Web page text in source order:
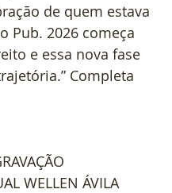
de quem estava
Pub. 2026 começa
e essa nova fase
Completa
WELLEN ÁVILA